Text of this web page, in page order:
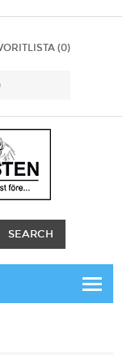
(0)